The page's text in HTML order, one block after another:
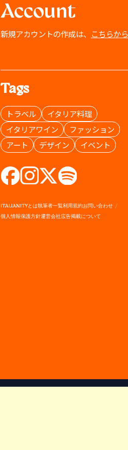
Account
新規アカウントの作成は、 こちらから
Tags
トラベル
イタリア料理
イタリアワイン
ファッション
アート
デザイン イベント
ITALIANITYとは執筆者一覧利用規約お問い合わせ
個人情報保護方針運営会社広告掲載について